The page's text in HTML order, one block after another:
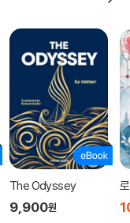
The Odyssey
9,900원